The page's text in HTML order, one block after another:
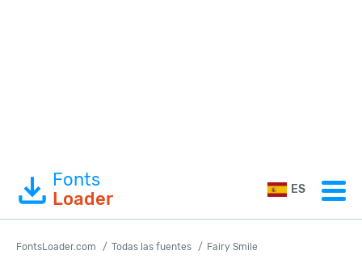
Fonts
Loader
ES
FontsLoader.com Todas las fuentes Fairy Smile